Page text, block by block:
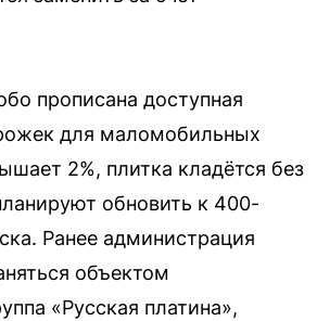
прописана доступная
для маломобильных
2%, плитка кладётся без
обновить к 400-
Ранее администрация
объектом
«Русская платина»,